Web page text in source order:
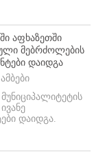
აფხაზეთში
მებრძოლების
დაიდგა
დაიდგა.